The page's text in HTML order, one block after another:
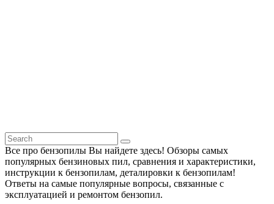
Все про бензопилы Вы найдете здесь! Обзоры самых
популярных бензиновых пил, сравнения и характеристики,
инструкции к бензопилам, деталировки к бензопилам!
Ответы на самые популярные вопросы, связанные с
эксплуатацией и ремонтом бензопил.